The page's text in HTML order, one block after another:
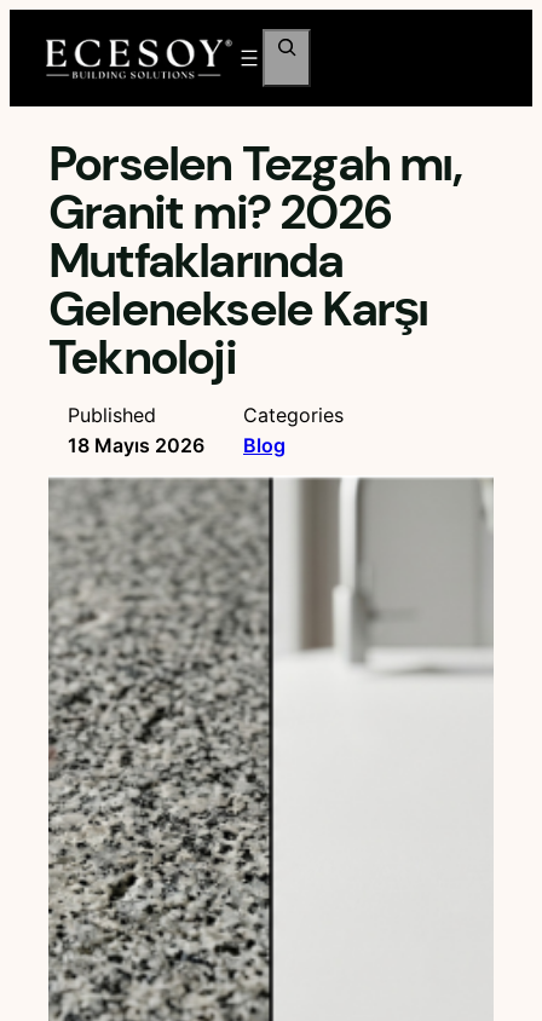
Ara
Porselen Tezgah mı,
Granit mi? 2026
Mutfaklarında
Geleneksele Karşı
Teknoloji
Published
18 Mayıs 2026
Categories
Blog